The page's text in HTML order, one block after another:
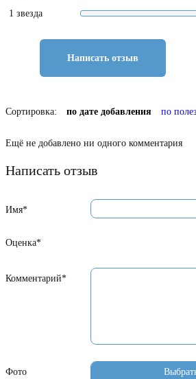
1 звезда
Написать отзыв
Сортировка: по дате добавления по
Ещё не добавлено ни одного комментария
Написать отзыв
Имя*
Оценка*
Комментарий*
Фото